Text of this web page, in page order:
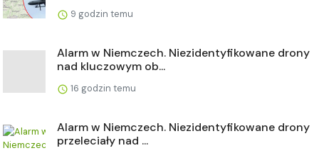
9 godzin temu
Alarm w Niemczech. Niezidentyfikowane drony
nad kluczowym ob...
16 godzin temu
Alarm w Niemczech. Niezidentyfikowane drony
przeleciały nad ...